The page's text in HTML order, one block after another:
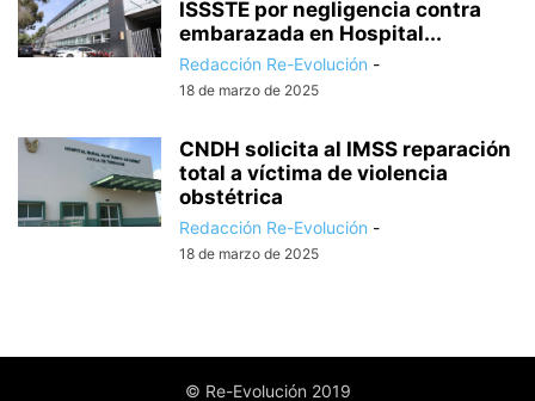
ISSSTE por negligencia contra
embarazada en Hospital...
Redacción Re-Evolución -
18 de marzo de 2025
CNDH solicita al IMSS reparación
total a víctima de violencia
obstétrica
Redacción Re-Evolución -
18 de marzo de 2025
© Re-Evolución 2019